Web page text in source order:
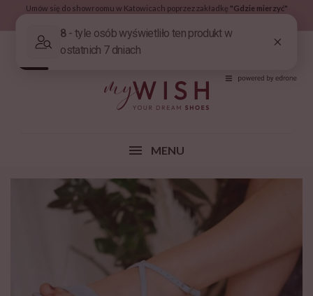
Umów się do showroomu w Katowicach poprzez zakładkę "Gdzie mierzyć"
MENU